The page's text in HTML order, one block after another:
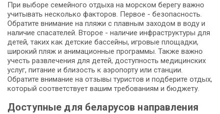
При выборе семейного отдыха на морском берегу важно
учитывать несколько факторов. Первое - безопасность.
Обратите внимание на пляжи с плавным заходом в воду и
наличие спасателей. Второе - наличие инфраструктуры для
детей, таких как детские бассейны, игровые площадки,
широкий пляж и анимационные программы. Также важно
учесть развлечения для детей, доступность медицинских
услуг, питание и близость к аэропорту или станции.
Обратите внимание на отзывы туристов и подберите отдых,
который соответствует вашим требованиям и бюджету.
Доступные для беларусов направления